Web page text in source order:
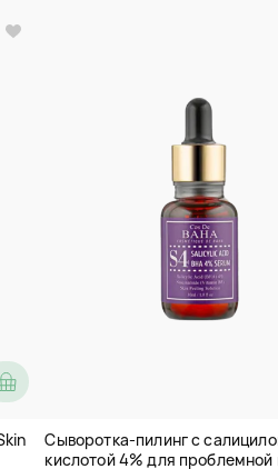
Сыворотка-пилинг с
кислотой 4% для